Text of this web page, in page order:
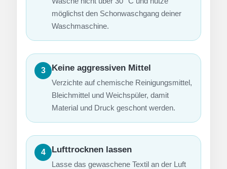
möglichst den Schonwaschgang deiner
Waschmaschine.
3 Keine aggressiven Mittel
Verzichte auf chemische Reinigungsmittel,
Bleichmittel und Weichspüler, damit
Material und Druck geschont werden.
4 Lufttrocknen lassen
Lasse das gewaschene Textil an der Luft